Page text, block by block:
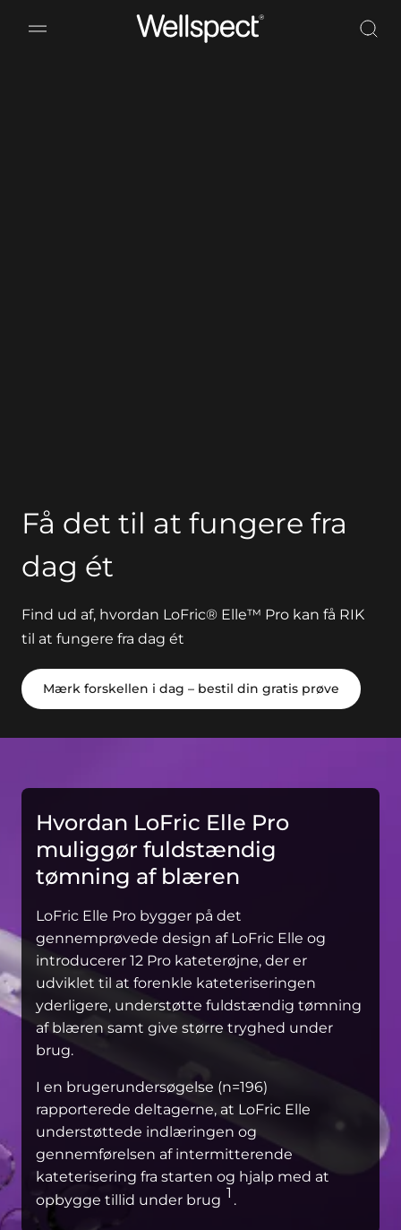
Wellspect
Få det til at fungere fra
dag ét
Find ud af, hvordan LoFric® Elle™ Pro kan få RIK
til at fungere fra dag ét
Mærk forskellen i dag – bestil din gratis prøve
Hvordan LoFric Elle Pro
muliggør fuldstændig
tømning af blæren
LoFric Elle Pro bygger på det
gennemprøvede design af LoFric Elle og
introducerer 12 Pro kateterøjne, der er
udviklet til at forenkle kateteriseringen
yderligere, understøtte fuldstændig tømning
af blæren samt give større tryghed under
brug.
I en brugerundersøgelse (n=196)
rapporterede deltagerne, at LoFric Elle
understøttede indlæringen og
gennemførelsen af intermitterende
kateterisering fra starten og hjalp med at
opbygge tillid under brug 1 .